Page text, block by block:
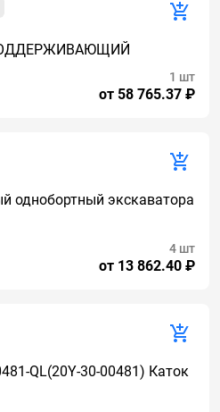
от 58 765.37 ₽
1 шт
однобортный экскаватора
от 13 862.40 ₽
4 шт
QL(20Y-30-00481) Каток